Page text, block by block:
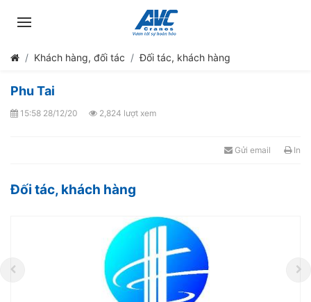
Khách hàng, đối tác Đối tác, khách hàng
Phu Tai
15:58 28/12/20 2,824 lượt xem
Gửi email In
Đối tác, khách hàng